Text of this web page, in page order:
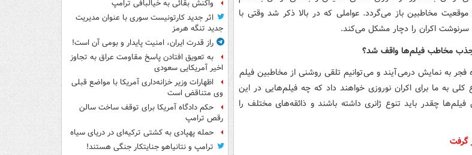
موقعیت مخاطبین باز می‌گردد. عواملی که در بالا ذکر شد وقتی با
اکران را دچار مشکل می‌کند.
جذب مخاطب فیلم‌ها واقف شد؟
به نمایش درمی‌ آیند و می توانیم تلقی روشنی از مخاطبین فیلم
به ما برای اکران نوروزی خواهند داد که چه فیلم‌هایی در این
فیلم‌ها چقدر باید تنوع ژانری داشته باشند و ذائقه‌های مختلف را
گرفت
واکنش بقائی به خیالبافی ترامپ
اثر جدید کارتونیست سوری با عنوان مدیریت
جدید تنگه هرمز
راز قدرت ایران، امنیت پایدار و بومی آن است!
به تعویق افتادن پاسخ مقاومت عراق به تجاوز
اخیر آمریکایی سعودی
اظهارات وزیر خزانه‌داری آمریکا با مواضع قبلی
وی متناقض است
حکم دادگاه آمریکا برای توقف ساخت سالن
رقص ترامپ
حمله پهپادی به کشتی ترکیه‌ای در دریای سیاه
ترامپ و نتانیاهو جنایتکار جنگی هستند!